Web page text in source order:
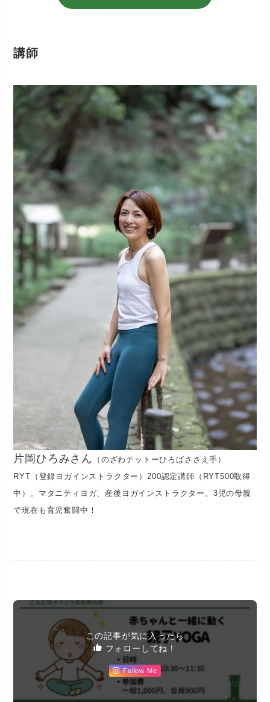
講師
片岡ひろみさん
（のざわテットーひろばささえ手）
RYT（登録ヨガインストラクター）200認定講師（RYT500取得
中）。マタニティヨガ、産後ヨガインストラクター。3児の母親
で現在も育児奮闘中！
この記事が気に入ったら
フォローしてね！
Follow Me